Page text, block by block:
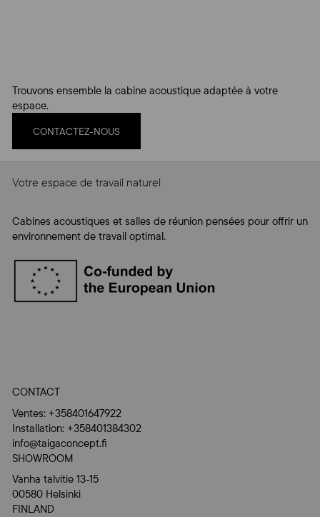
Trouvons ensemble la cabine acoustique adaptée à votre
espace.
CONTACTEZ-NOUS
Cabines acoustiques et salles de réunion pensées pour offrir un
environnement de travail optimal.
Votre espace de travail naturel
CONTACT
Ventes: +358401647922
Installation: +358401384302
info@taigaconcept.fi
SHOWROOM
Vanha talvitie 13-15
00580 Helsinki
FINLAND